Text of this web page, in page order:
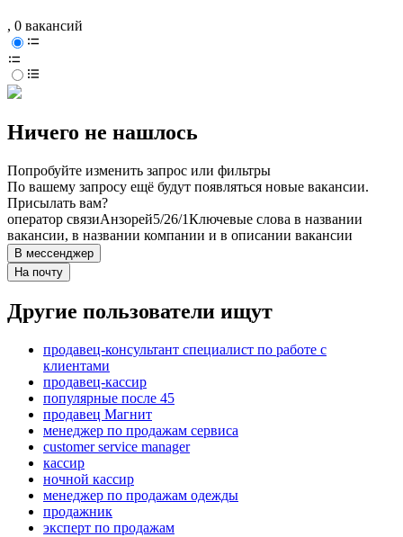
, 0 вакансий
Ничего не нашлось
Попробуйте изменить запрос или фильтры
По вашему запросу ещё будут появляться новые вакансии.
Присылать вам?
оператор связиАнзорей5/26/1Ключевые слова в названии
вакансии, в названии компании и в описании вакансии
В мессенджер
На почту
Другие пользователи ищут
продавец-консультант специалист по работе с
клиентами
продавец-кассир
популярные после 45
продавец Магнит
менеджер по продажам сервиса
customer service manager
кассир
ночной кассир
менеджер по продажам одежды
продажник
эксперт по продажам